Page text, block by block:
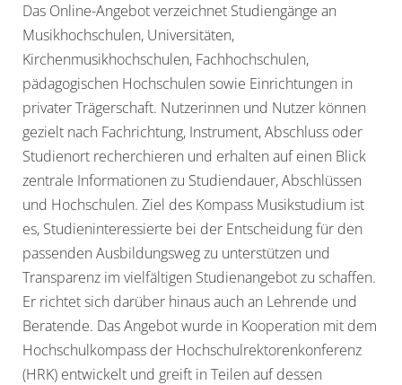
Das Online-Angebot verzeichnet Studiengänge an
Musikhochschulen, Universitäten,
Kirchenmusikhochschulen, Fachhochschulen,
pädagogischen Hochschulen sowie Einrichtungen in
privater Trägerschaft. Nutzerinnen und Nutzer können
gezielt nach Fachrichtung, Instrument, Abschluss oder
Studienort recherchieren und erhalten auf einen Blick
zentrale Informationen zu Studiendauer, Abschlüssen
und Hochschulen. Ziel des Kompass Musikstudium ist
es, Studieninteressierte bei der Entscheidung für den
passenden Ausbildungsweg zu unterstützen und
Transparenz im vielfältigen Studienangebot zu schaffen.
Er richtet sich darüber hinaus auch an Lehrende und
Beratende. Das Angebot wurde in Kooperation mit dem
Hochschulkompass der Hochschulrektorenkonferenz
(HRK) entwickelt und greift in Teilen auf dessen